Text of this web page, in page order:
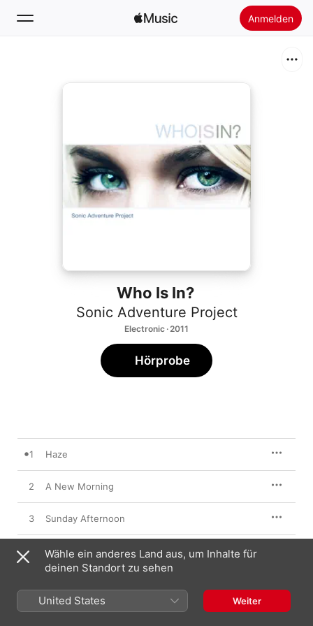
Anmelden
Apple Music installieren
Who Is In?
Sonic Adventure Project
Electronic · 2011
Hörprobe
1 Haze
2 A New Morning
3 Sunday Afternoon
4 Hollow
6 Who Are You
Wähle ein anderes Land aus, um Inhalte für
deinen Standort zu sehen
United States Weiter